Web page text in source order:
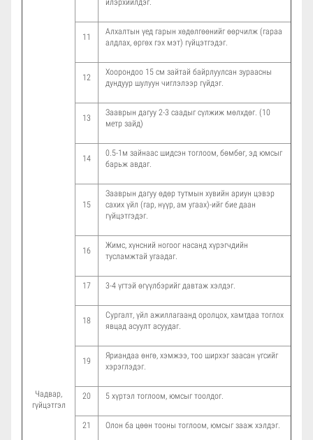
Чадвар,
гүйцэтгэл
илэрхийлдэг.
11
Алхалтын үед гарын хөдөлгөөнийг өөрчилж (гараа
алдлах, өргөх гэх мэт) гүйцэтгэдэг.
12
Хоорондоо 15 см зайтай байрлуулсан зураасны
дундуур шулуун чиглэлээр гүйдэг.
13
Зааврын дагуу 2-3 саадыг сүлжиж мөлхдөг. (10
метр зайд)
14
0.5-1м зайнаас шидсэн тоглоом, бөмбөг, эд юмсыг
барьж авдаг.
15
Зааврын дагуу өдөр тутмын хувийн ариун цэвэр
сахих үйл (гар, нүүр, ам угаах)-ийг бие даан
гүйцэтгэдэг.
16
Жимс, хүнсний ногоог насанд хүрэгчдийн
тусламжтай угаадаг.
17 3-4 үгтэй өгүүлбэрийг давтаж хэлдэг.
18
Сургалт, үйл ажиллагаанд оролцох, хамтдаа тоглох
явцад асуулт асуудаг.
19
Яриандаа өнгө, хэмжээ, тоо ширхэг заасан үгсийг
хэрэглэдэг.
20 5 хүртэл тоглоом, юмсыг тоолдог.
21 Олон ба цөөн тооны тоглоом, юмсыг зааж хэлдэг.